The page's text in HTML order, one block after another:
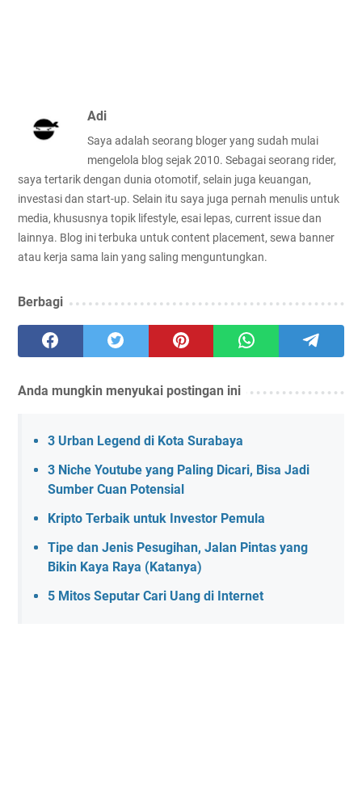
Adi
Saya adalah seorang bloger yang sudah mulai
mengelola blog sejak 2010. Sebagai seorang rider,
saya tertarik dengan dunia otomotif, selain juga keuangan,
investasi dan start-up. Selain itu saya juga pernah menulis untuk
media, khususnya topik lifestyle, esai lepas, current issue dan
lainnya. Blog ini terbuka untuk content placement, sewa banner
atau kerja sama lain yang saling menguntungkan.
Berbagi
Anda mungkin menyukai postingan ini
3 Urban Legend di Kota Surabaya
3 Niche Youtube yang Paling Dicari, Bisa Jadi
Sumber Cuan Potensial
Kripto Terbaik untuk Investor Pemula
Tipe dan Jenis Pesugihan, Jalan Pintas yang
Bikin Kaya Raya (Katanya)
5 Mitos Seputar Cari Uang di Internet